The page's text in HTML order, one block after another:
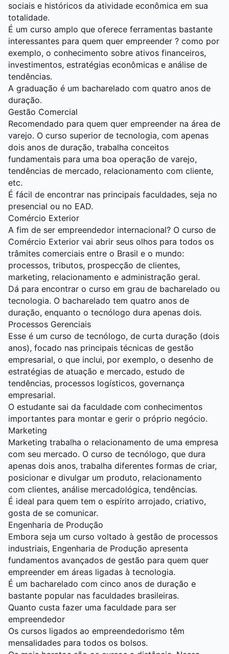
sociais e históricos da atividade econômica em sua
totalidade.
É um curso amplo que oferece ferramentas bastante
interessantes para quem quer empreender ? como por
exemplo, o conhecimento sobre ativos financeiros,
investimentos, estratégias econômicas e análise de
tendências.
A graduação é um bacharelado com quatro anos de
duração.
Gestão Comercial
Recomendado para quem quer empreender na área de
varejo. O curso superior de tecnologia, com apenas
dois anos de duração, trabalha conceitos
fundamentais para uma boa operação de varejo,
tendências de mercado, relacionamento com cliente,
etc.
É fácil de encontrar nas principais faculdades, seja no
presencial ou no EAD.
Comércio Exterior
A fim de ser empreendedor internacional? O curso de
Comércio Exterior vai abrir seus olhos para todos os
trâmites comerciais entre o Brasil e o mundo:
processos, tributos, prospecção de clientes,
marketing, relacionamento e administração geral.
Dá para encontrar o curso em grau de bacharelado ou
tecnologia. O bacharelado tem quatro anos de
duração, enquanto o tecnólogo dura apenas dois.
Processos Gerenciais
Esse é um curso de tecnólogo, de curta duração (dois
anos), focado nas principais técnicas de gestão
empresarial, o que inclui, por exemplo, o desenho de
estratégias de atuação e mercado, estudo de
tendências, processos logísticos, governança
empresarial.
O estudante sai da faculdade com conhecimentos
importantes para montar e gerir o próprio negócio.
Marketing
Marketing trabalha o relacionamento de uma empresa
com seu mercado. O curso de tecnólogo, que dura
apenas dois anos, trabalha diferentes formas de criar,
posicionar e divulgar um produto, relacionamento
com clientes, análise mercadológica, tendências.
É ideal para quem tem o espírito arrojado, criativo,
gosta de se comunicar.
Engenharia de Produção
Embora seja um curso voltado à gestão de processos
industriais, Engenharia de Produção apresenta
fundamentos avançados de gestão para quem quer
empreender em áreas ligadas à tecnologia.
É um bacharelado com cinco anos de duração e
bastante popular nas faculdades brasileiras.
Quanto custa fazer uma faculdade para ser
empreendedor
Os cursos ligados ao empreendedorismo têm
mensalidades para todos os bolsos.